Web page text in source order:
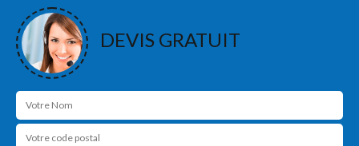
DEVIS GRATUIT